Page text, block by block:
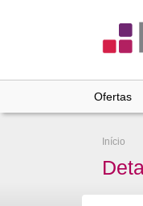
Ofertas
Início